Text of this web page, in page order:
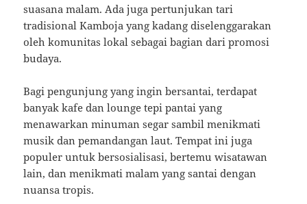
suasana malam. Ada juga pertunjukan tari
tradisional Kamboja yang kadang diselenggarakan
oleh komunitas lokal sebagai bagian dari promosi
budaya.
Bagi pengunjung yang ingin bersantai, terdapat
banyak kafe dan lounge tepi pantai yang
menawarkan minuman segar sambil menikmati
musik dan pemandangan laut. Tempat ini juga
populer untuk bersosialisasi, bertemu wisatawan
lain, dan menikmati malam yang santai dengan
nuansa tropis.